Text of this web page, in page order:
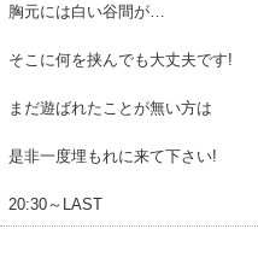
胸元には白い谷間が…
そこに何を挟んでも大丈夫です!
まだ遊ばれたことが無い方は
是非一度埋もれに来て下さい!
20:30～LAST